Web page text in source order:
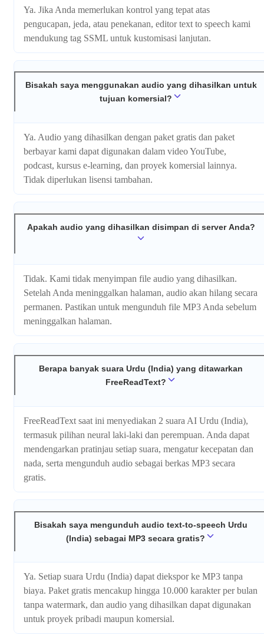
Ya. Jika Anda memerlukan kontrol yang tepat atas
pengucapan, jeda, atau penekanan, editor text to speech kami
mendukung tag SSML untuk kustomisasi lanjutan.
Bisakah saya menggunakan audio yang dihasilkan untuk
tujuan komersial?
Ya. Audio yang dihasilkan dengan paket gratis dan paket
berbayar kami dapat digunakan dalam video YouTube,
podcast, kursus e-learning, dan proyek komersial lainnya.
Tidak diperlukan lisensi tambahan.
Apakah audio yang dihasilkan disimpan di server Anda?
Tidak. Kami tidak menyimpan file audio yang dihasilkan.
Setelah Anda meninggalkan halaman, audio akan hilang secara
permanen. Pastikan untuk mengunduh file MP3 Anda sebelum
meninggalkan halaman.
Berapa banyak suara Urdu (India) yang ditawarkan
FreeReadText?
FreeReadText saat ini menyediakan 2 suara AI Urdu (India),
termasuk pilihan neural laki-laki dan perempuan. Anda dapat
mendengarkan pratinjau setiap suara, mengatur kecepatan dan
nada, serta mengunduh audio sebagai berkas MP3 secara
gratis.
Bisakah saya mengunduh audio text-to-speech Urdu
(India) sebagai MP3 secara gratis?
Ya. Setiap suara Urdu (India) dapat diekspor ke MP3 tanpa
biaya. Paket gratis mencakup hingga 10.000 karakter per bulan
tanpa watermark, dan audio yang dihasilkan dapat digunakan
untuk proyek pribadi maupun komersial.